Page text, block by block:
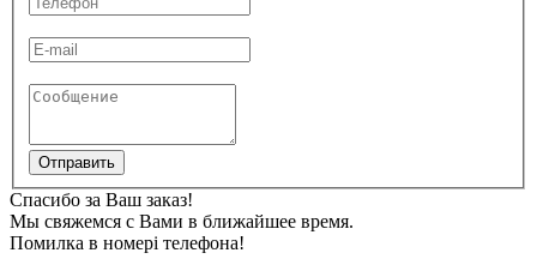
Отправить
Спасибо за Ваш заказ!
Мы свяжемся с Вами в ближайшее время.
Помилка в номері телефона!